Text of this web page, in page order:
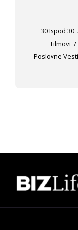
30 Ispod 30
Filmovi
Poslovne Vesti